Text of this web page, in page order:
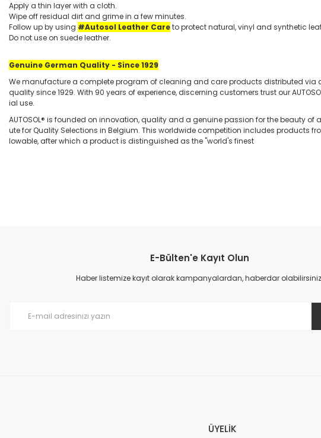
Apply a thin layer with a cloth.
Wipe off residual dirt and grime in a few minutes.
Follow up by using #Autosol Leather Careto protect natural, vinyl and synthetic
Do not use on suede leather.
Genuine German Quality - Since 1929
We manufacture a complete program of cleaning and care products distributed via
quality since 1929. With 90 years of experience, discerning customers trust our
ial use.
AUTOSOL® is founded on innovation, quality and a genuine passion for the beauty
ute for Quality Selections in Belgium. This worldwide competition includes products
lowable, after which a product is distinguished as the "world's finest
Ürün resmi kalitesiz, bozuk veya görüntülenemiyor.
Ürün açıklamasında eksik bilgiler bulunuyor.
E-Bülten'e Kayıt Olun
Haber listemize kayıt olarak kampanyalardan, haberdar
ÜYELİK